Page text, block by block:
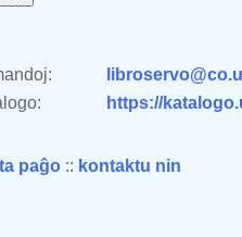
https://
paĝo :: kontaktu nin